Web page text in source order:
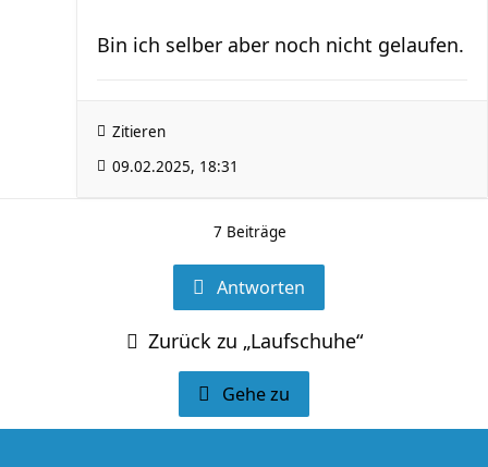
Bin ich selber aber noch nicht gelaufen.
Zitieren
09.02.2025, 18:31
7 Beiträge
Antworten
Zurück zu „Laufschuhe“
Gehe zu